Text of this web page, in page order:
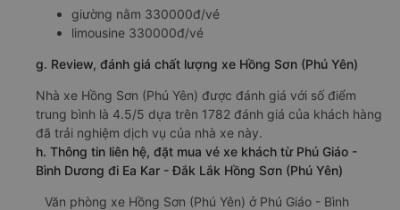
giường nằm 330000đ/vé
limousine 330000đ/vé
g. Review, đánh giá chất lượng xe Hồng Sơn (Phú Yên)
Nhà xe Hồng Sơn (Phú Yên) được đánh giá với số điểm
trung bình là 4.5/5 dựa trên 1782 đánh giá của khách hàng
đã trải nghiệm dịch vụ của nhà xe này.
h. Thông tin liên hệ, đặt mua vé xe khách từ Phú Giáo -
Bình Dương đi Ea Kar - Đắk Lắk Hồng Sơn (Phú Yên)
Văn phòng xe Hồng Sơn (Phú Yên) ở Phú Giáo - Bình